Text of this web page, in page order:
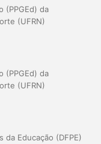
(PPGEd) da
(UFRN)
(PPGEd) da
(UFRN)
Educação (DFPE)